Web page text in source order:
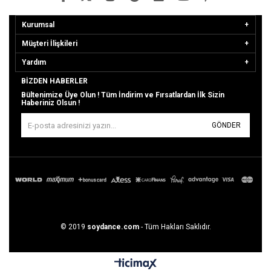
Kurumsal
Müşteri İlişkileri
Yardım
BIZDEN HABERLER
Bültenimize Üye Olun ! Tüm İndirim ve Fırsatlardan İlk Sizin
Haberiniz Olsun !
GÖNDER
© 2019 soydance.com- Tüm Hakları Saklıdır.